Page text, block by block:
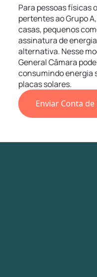
Para pessoas físicas
pertentes ao Grupo
casas, pequenos
assinatura de
alternativa. Nesse
General Câmara
consumindo energia
placas solares.
Enviar Conta de